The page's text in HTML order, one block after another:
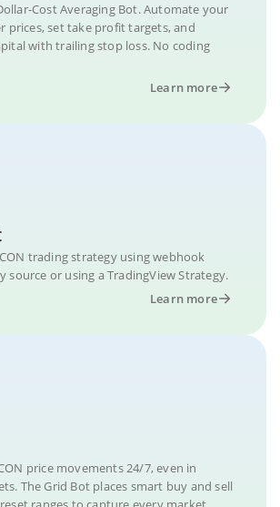
Cost Averaging Bot. Automate your
prices, set take profit targets, and
with trailing stop loss. No coding
Learn more
trading strategy using webhook
source or using a TradingView Strategy.
Learn more
price movements 24/7, even in
The Grid Bot places smart buy and sell